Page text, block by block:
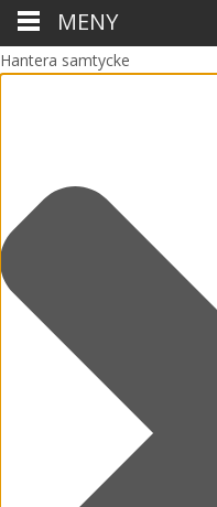
Hantera samtycke
MENY